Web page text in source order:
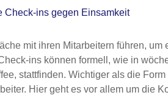
Check-ins gegen Einsamkeit
mit ihren Mitarbeitern führen, um
ins können formell, wie in
stattfinden. Wichtiger als die
Hier geht es vor allem um die